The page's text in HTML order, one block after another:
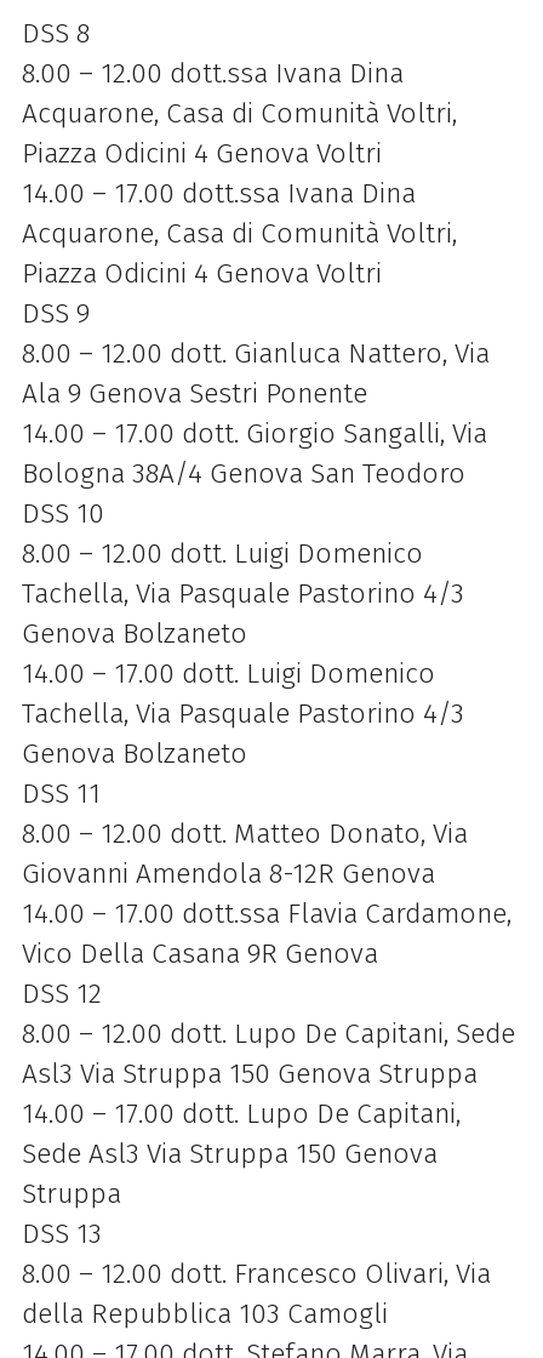
DSS 8
8.00 – 12.00 dott.ssa Ivana Dina
Acquarone, Casa di Comunità Voltri,
Piazza Odicini 4 Genova Voltri
14.00 – 17.00 dott.ssa Ivana Dina
Acquarone, Casa di Comunità Voltri,
Piazza Odicini 4 Genova Voltri
DSS 9
8.00 – 12.00 dott. Gianluca Nattero, Via
Ala 9 Genova Sestri Ponente
14.00 – 17.00 dott. Giorgio Sangalli, Via
Bologna 38A/4 Genova San Teodoro
DSS 10
8.00 – 12.00 dott. Luigi Domenico
Tachella, Via Pasquale Pastorino 4/3
Genova Bolzaneto
14.00 – 17.00 dott. Luigi Domenico
Tachella, Via Pasquale Pastorino 4/3
Genova Bolzaneto
DSS 11
8.00 – 12.00 dott. Matteo Donato, Via
Giovanni Amendola 8-12R Genova
14.00 – 17.00 dott.ssa Flavia Cardamone,
Vico Della Casana 9R Genova
DSS 12
8.00 – 12.00 dott. Lupo De Capitani, Sede
Asl3 Via Struppa 150 Genova Struppa
14.00 – 17.00 dott. Lupo De Capitani,
Sede Asl3 Via Struppa 150 Genova
Struppa
DSS 13
8.00 – 12.00 dott. Francesco Olivari, Via
della Repubblica 103 Camogli